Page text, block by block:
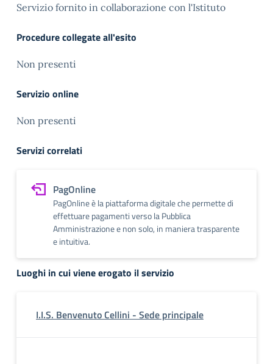
Servizio fornito in collaborazione con l'Istituto
Procedure collegate all'esito
Non presenti
Servizio online
Non presenti
Servizi correlati
PagOnline
PagOnline è la piattaforma digitale che permette di
effettuare pagamenti verso la Pubblica
Amministrazione e non solo, in maniera trasparente
e intuitiva.
Luoghi in cui viene erogato il servizio
I.I.S. Benvenuto Cellini - Sede principale